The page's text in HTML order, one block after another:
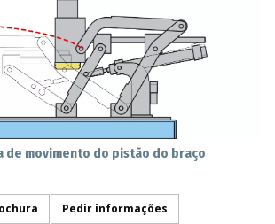
de movimento do pistão do braço
Pedir informações